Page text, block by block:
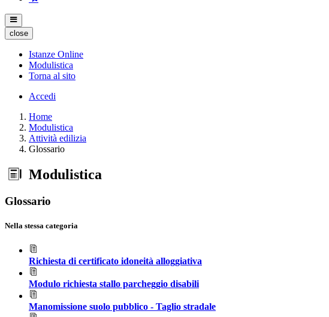
close
Istanze Online
Modulistica
Torna al sito
Accedi
Home
Modulistica
Attività edilizia
Glossario
Modulistica
Glossario
Nella stessa categoria
Richiesta di certificato idoneità alloggiativa
Modulo richiesta stallo parcheggio disabili
Manomissione suolo pubblico - Taglio stradale